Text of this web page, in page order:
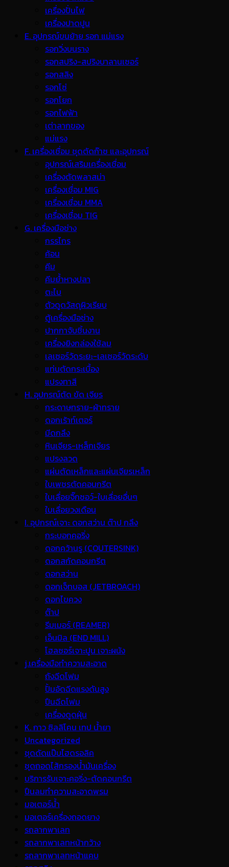
เครื่องปั่นไฟ
เครื่องปาดปูน
E. อุปกรณ์ขนย้าย รอก แม่แรง
รอกวิ่งบนราง
รอกสปริง-สปริงบาลานเซอร์
รอกสลิง
รอกโซ่
รอกโยก
รอกไฟฟ้า
เต่าลากของ
แม่แรง
F. เครื่องเชื่อม ชุดตัดก๊าซ และอุปกรณ์
อุปกรณ์เสริมเครื่องเชื่อม
เครื่องตัดพลาสม่า
เครื่องเชื่อม MIG
เครื่องเชื่อม MMA
เครื่องเชื่อม TIG
G. เครื่องมือช่าง
กรรไกร
ค้อน
คีม
คีมย้ำหางปลา
ตะไบ
ตัวดูดวัสดุผิวเรียบ
ตู้เครื่องมือช่าง
ปากกาจับชิ้นงาน
เครื่องยิงกล่องใช้ลม
เลเซอร์วัดระยะ-เลเซอร์วัดระดับ
แท่นตัดกระเบื้อง
แปรงทาสี
H. อุปกรณ์ตัด ขัด เจียร
กระดาษทราย-ผ้าทราย
ดอกเร้าท์เตอร์
มีดกลึง
หินเจียร-เหล็กเจียร
แปรงลวด
แผ่นตัดเหล็กและแผ่นเจียรเหล็ก
ใบเพชรตัดคอนกรีต
ใบเลื่อยจิ๊กซอว์-ใบเลื่อยอื่นๆ
ใบเลื่อยวงเดือน
I. อุปกรณ์เจาะ ดอกสว่าน ต๊าป กลึง
กระบอกคอริ่ง
ดอกคว้านรู (COUTERSINK)
ดอกสกัดคอนกรีต
ดอกสว่าน
ดอกเจ็ทบอส (JETBROACH)
ดอกไขควง
ต๊าป
รีมเมอร์ (REAMER)
เอ็นมิล (END MILL)
โฮลซอร์เจาะปูน เจาะผนัง
j.เครื่องมือทำความสะอาด
ถังฉีดโฟม
ปั้มอัดฉีดแรงดันสูง
ปืนฉีดโฟม
เครื่องดูดฝุ่น
K. กาว ซิลลิโคน เทป น้ำยา
Uncategorized
ชุดดัดแป๊บไฮดรอลิค
ชุดถอดไส้กรองน้ำมันเครื่อง
บริการรับเจาะคอริ่ง-ตัดคอนกรีต
ปืนลมทำความสะอาดพรม
มอเตอร์น้ำ
มอเตอร์เครื่องถอดยาง
รถลากพาเลท
รถลากพาเลทหน้ากว้าง
รถลากพาเลทหน้าแคบ